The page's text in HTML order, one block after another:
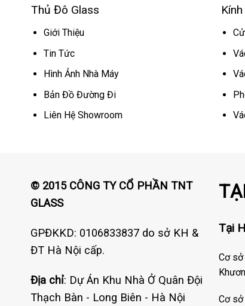
Thủ Đô Glass
Giới Thiệu
Tin Tức
Hình Ảnh Nhà Máy
Bản Đồ Đường Đi
Liên Hệ Showroom
© 2015 CÔNG TY CỔ PHẦN TNT
GLASS
GPĐKKD: 0106833837 do sở KH &
ĐT Hà Nội cấp.
Địa chỉ: Dự Án Khu Nhà Ở Quân Đội
Thạch Bàn - Long Biên - Hà Nội
Tại
Cơ sở
Cơ sở